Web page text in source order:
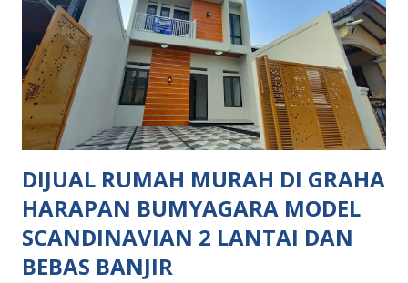
DIJUAL RUMAH MURAH DI GRAHA
HARAPAN BUMYAGARA MODEL
SCANDINAVIAN 2 LANTAI DAN
BEBAS BANJIR